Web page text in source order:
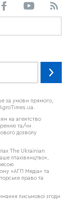
за умови прямого,
на агентство
та/чи
дозволу
The Ukrainian
птахівництво»,
«АГП Медіа» та
право та
письмової згоди